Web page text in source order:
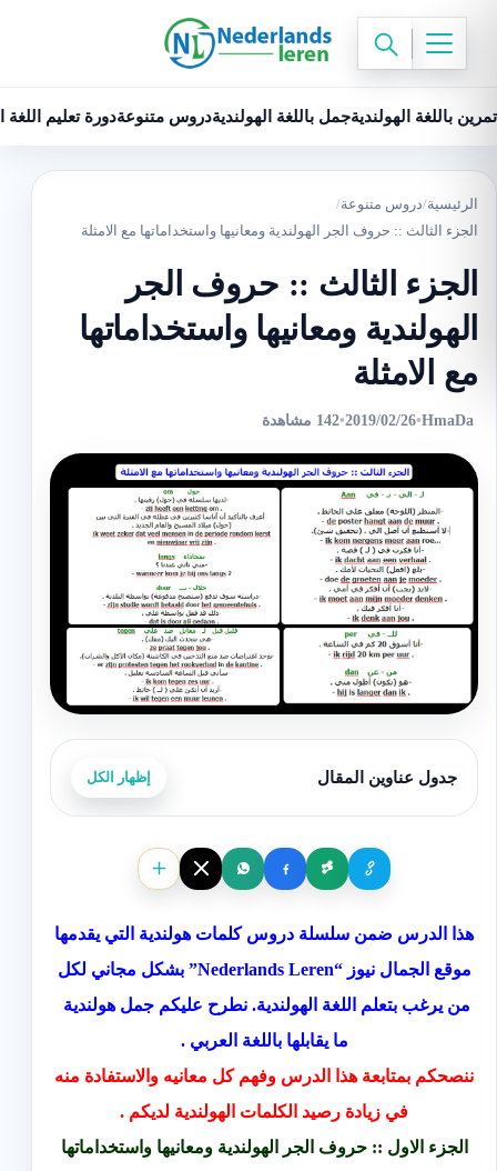
تمرين باللغة الهولنديةجمل باللغة الهولنديةدروس متنوعةدورة تعليم اللغة
الرئيسية/دروس متنوعة/
الجزء الثالث :: حروف الجر الهولندية ومعانيها واستخداماتها مع الامثلة
الجزء الثالث :: حروف الجر
الهولندية ومعانيها واستخداماتها
مع الامثلة
HmaDa
•
2019/02/26
•142 مشاهدة
جدول عناوين المقال إظهار الكل
هذا الدرس ضمن سلسلة دروس كلمات هولندية التي يقدمها
موقع الجمال نيوز “Nederlands Leren” بشكل مجاني لكل
من يرغب بتعلم اللغة الهولندية. نطرح عليكم جمل هولندية
ما يقابلها باللغة العربي .
ننصحكم بمتابعة هذا الدرس وفهم كل معانيه والاستفادة منه
في زيادة رصيد الكلمات الهولندية لديكم .
الجزء الاول :: حروف الجر الهولندية ومعانيها واستخداماتها